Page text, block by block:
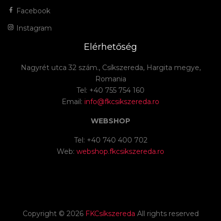
Facebook
Instagram
Elérhetőség
Nagyrét utca 32 szám., Csíkszereda, Hargita megye,
Romania
Tel: +40 755 754 160
Email: info@fkcsikszereda.ro
WEBSHOP
Tel: +40 740 400 702
Web: webshop.fkcsikszereda.ro
Copyright © 2026 FKCsíkszereda All rights reserved